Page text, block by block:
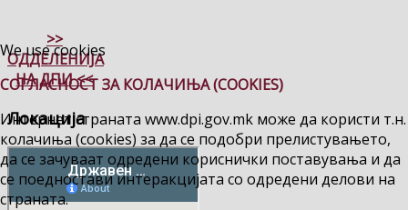
>>
ОДДЕЛЕНИЈА
НА ДПИ <<
Локација
We use cookies
СОГЛАСНОСТ ЗА КОЛАЧИЊА (COOKIES)
Интернет страната www.dpi.gov.mk може да користи т.н.
колачиња (cookies) за да се подобри прелистувањето,
да се зачуваат одредени кориснички поставувања и да
се поедностави интеракцијата со одредени делови на
страната.